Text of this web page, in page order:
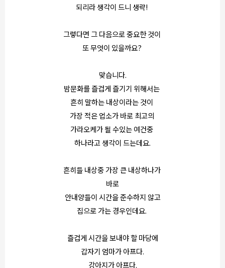
되리라 생각이 드니 생략!
그렇다면 그 다음으로 중요한 것이
또 무엇이 있을까요?
맞습니다.
밤문화를 즐겁게 즐기기 위해서는
흔히 말하는 내상이라는 것이
가장 적은 업소가 바로 최고의
가라오케가 될 수있는 여건중
하나라고 생각이 드는데요.
흔히들 내상중 가장 큰 내상하나가
바로
안내양들이 시간을 준수하지 않고
집으로 가는 경우인데요.
즐겁게 시간을 보내야 할 마당에
갑자기 엄마가 아프다.
강아지가 아프다.